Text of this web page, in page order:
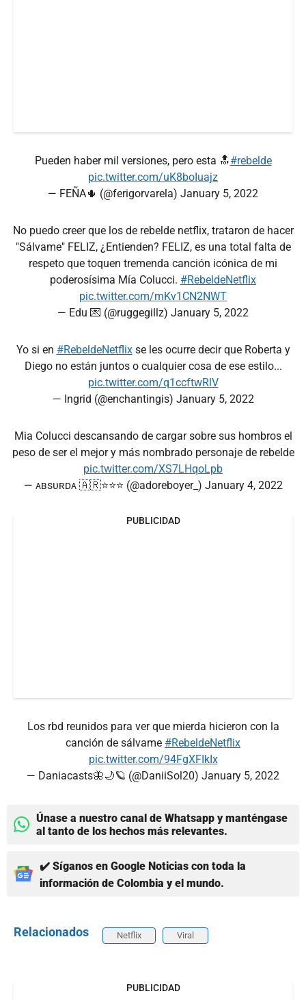
Pueden haber mil versiones, pero esta 🔝#rebelde
pic.twitter.com/uK8boIuajz
— FEÑA🌵 (@ferigorvarela) January 5, 2022
No puedo creer que los de rebelde netflix, trataron de hacer
"Sálvame" FELIZ, ¿Entienden? FELIZ, es una total falta de
respeto que toquen tremenda canción icónica de mi
poderosísima Mía Colucci. #RebeldeNetflix
pic.twitter.com/mKv1CN2NWT
— Edu 💌 (@ruggegillz) January 5, 2022
Yo si en #RebeldeNetflixse les ocurre decir que Roberta y
Diego no están juntos o cualquier cosa de ese estilo...
pic.twitter.com/q1ccftwRlV
— Ingrid (@enchantingis) January 5, 2022
Mia Colucci descansando de cargar sobre sus hombros el
peso de ser el mejor y más nombrado personaje de rebelde
pic.twitter.com/XS7LHqoLpb
— ᴀʙsᴜʀᴅᴀ 🇦🇷⭐️⭐️⭐️ (@adoreboyer_) January 4, 2022
PUBLICIDAD
Los rbd reunidos para ver que mierda hicieron con la
canción de sálvame #RebeldeNetflix
pic.twitter.com/94FgXFIkIx
— Daniacasts🦋🌙🪐 (@DaniiSol20) January 5, 2022
Únase a nuestro canal de Whatsapp y manténgase
al tanto de los hechos más relevantes.
✔️ Síganos en Google Noticias con toda la
información de Colombia y el mundo.
Relacionados Netflix Viral
PUBLICIDAD